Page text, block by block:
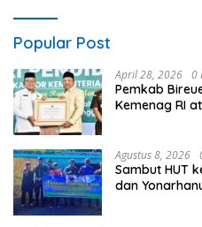
Popular Post
April 28, 2026 0
Pemkab
Kemenag RI
Agustus 8, 2026
Sambut HUT
dan